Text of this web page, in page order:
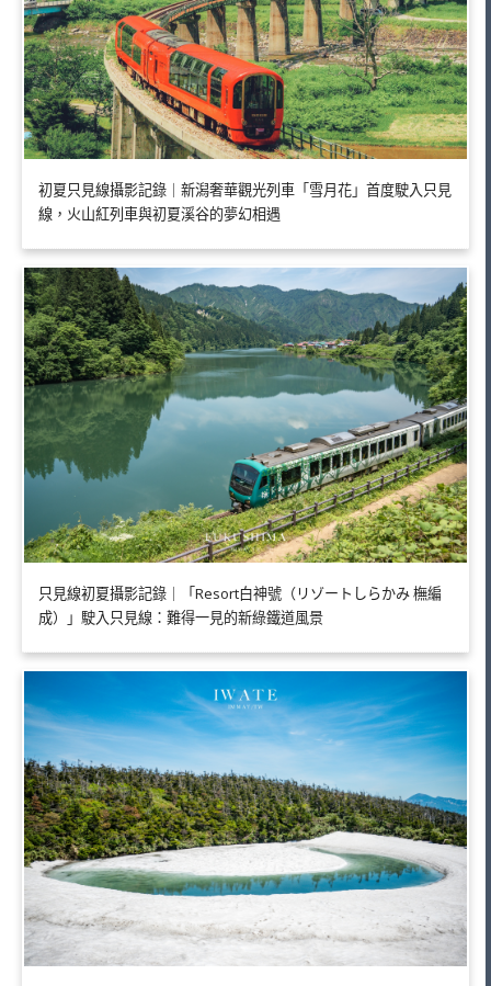
初夏只見線攝影記錄｜新潟奢華觀光列車「雪月花」首度駛入只見
線，火山紅列車與初夏溪谷的夢幻相遇
只見線初夏攝影記錄｜「Resort白神號（リゾートしらかみ 橅編
成）」駛入只見線：難得一見的新綠鐵道風景